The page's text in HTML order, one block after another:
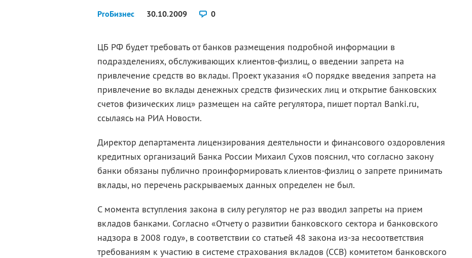
ProБизнес 30.10.2009 0
ЦБ РФ будет требовать от банков размещения подробной информации в
подразделениях, обслуживающих клиентов-физлиц, о введении запрета на
привлечение средств во вклады. Проект указания «О порядке введения запрета на
привлечение во вклады денежных средств физических лиц и открытие банковских
счетов физических лиц» размещен на сайте регулятора, пишет портал Banki.ru,
ссылаясь на РИА Новости.
Директор департамента лицензирования деятельности и финансового оздоровления
кредитных организаций Банка России Михаил Сухов пояснил, что согласно закону
банки обязаны публично проинформировать клиентов-физлиц о запрете принимать
вклады, но перечень раскрываемых данных определен не был.
С момента вступления закона в силу регулятор не раз вводил запреты на прием
вкладов банками. Согласно «Отчету о развитии банковского сектора и банковского
надзора в 2008 году», в соответствии со статьей 48 закона из-за несоответствия
требованиям к участию в системе страхования вкладов (ССВ) комитетом банковского